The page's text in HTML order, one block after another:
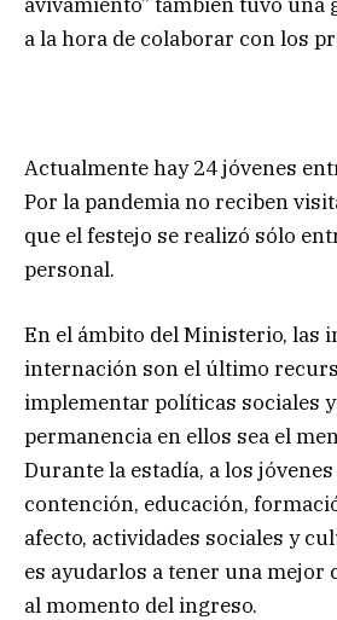
a la hora de colaborar con los
Actualmente hay 24 jóvenes
Por la pandemia no reciben
que el festejo se realizó sólo
personal.
En el ámbito del Ministerio, las
internación son el último
implementar políticas sociales
permanencia en ellos sea el
Durante la estadía, a los
contención, educación,
afecto, actividades sociales y
es ayudarlos a tener una mejor
al momento del ingreso.